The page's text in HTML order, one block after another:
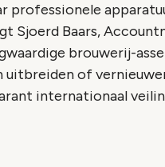
professionele
Sjoerd Baars,
brouwerij-
uitbreiden of
internationaal